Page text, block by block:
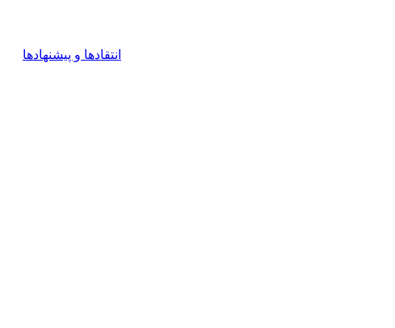
انتقادها و پیشنهادها